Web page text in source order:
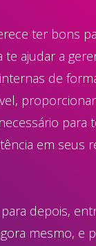
ter bons
te ajudar a
de
para
em seus
depois,
mesmo, e